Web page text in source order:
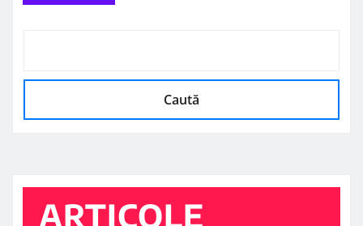
Caută
ARTICOLE